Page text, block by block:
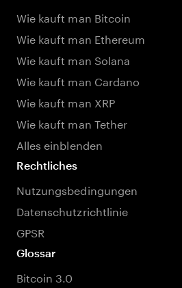
Wie kauft man Bitcoin
Wie kauft man Ethereum
Wie kauft man Solana
Wie kauft man Cardano
Wie kauft man XRP
Wie kauft man Tether
Alles einblenden
Rechtliches
Nutzungsbedingungen
Datenschutzrichtlinie
GPSR
Glossar
Bitcoin 3.0